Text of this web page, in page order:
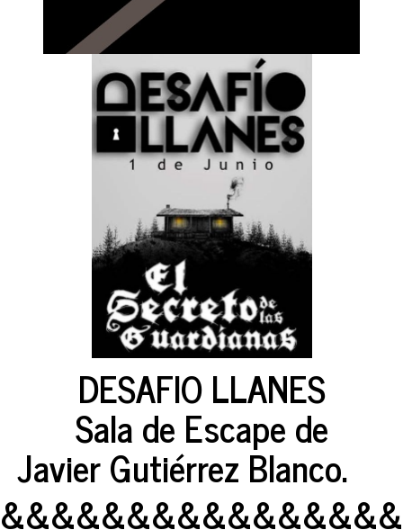
DESAFIO LLANES
Sala de Escape de
Javier Gutiérrez Blanco.